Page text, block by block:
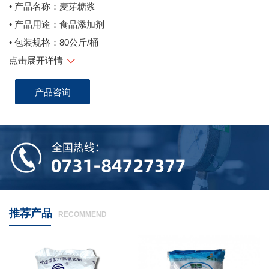
• 产品名称：麦芽糖浆
• 产品用途：食品添加剂
• 包装规格：80公斤/桶
点击展开详情
产品咨询
推荐产品 RECOMMEND